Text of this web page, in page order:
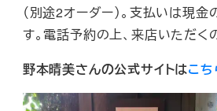
（別途2オーダー）。支払いは現
す。電話予約の上、来店いただく
野本晴美さんの公式サイトはこち